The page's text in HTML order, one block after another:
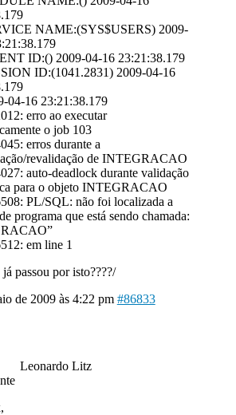
NAME:(SYS$USERS) 2009-
ID:() 2009-04-16 23:21:38.179
ID:(1041.2831) 2009-04-16
04-16 23:21:38.179
erro ao executar
o job 103
erros durante a
revalidação de INTEGRACAO
auto-deadlock durante validação
para o objeto INTEGRACAO
PL/SQL: não foi localizada a
programa que está sendo chamada:
em line 1
passou por isto????/
de 2009 às 4:22 pm #86833
Leonardo Litz